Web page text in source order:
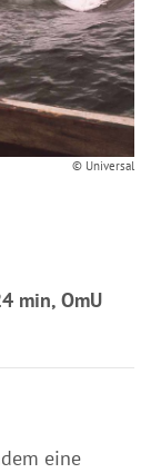
© Universal
min, OmU
eine